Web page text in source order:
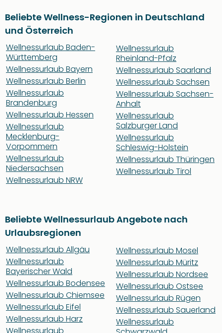
Beliebte Wellness-Regionen in Deutschland
und Österreich
Wellnessurlaub Baden-
Württemberg
Wellnessurlaub Bayern
Wellnessurlaub Berlin
Wellnessurlaub
Brandenburg
Wellnessurlaub Hessen
Wellnessurlaub
Mecklenburg-
Vorpommern
Wellnessurlaub
Niedersachsen
Wellnessurlaub NRW
Wellnessurlaub
Rheinland-Pfalz
Wellnessurlaub Saarland
Wellnessurlaub Sachsen
Wellnessurlaub Sachsen-
Anhalt
Wellnessurlaub
Salzburger Land
Wellnessurlaub
Schleswig-Holstein
Wellnessurlaub Thüringen
Wellnessurlaub Tirol
Beliebte Wellnessurlaub Angebote nach
Urlaubsregionen
Wellnessurlaub Allgäu
Wellnessurlaub
Bayerischer Wald
Wellnessurlaub Bodensee
Wellnessurlaub Chiemsee
Wellnessurlaub Eifel
Wellnessurlaub Harz
Wellnessurlaub Mosel
Wellnessurlaub Müritz
Wellnessurlaub Nordsee
Wellnessurlaub Ostsee
Wellnessurlaub Rügen
Wellnessurlaub Sauerland
Wellnessurlaub